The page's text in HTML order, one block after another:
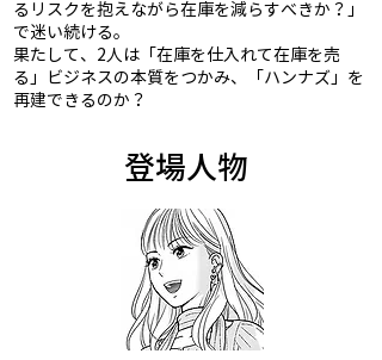
るリスクを抱えながら在庫を減らすべきか？」
で迷い続ける。
果たして、2人は「在庫を仕入れて在庫を売
る」ビジネスの本質をつかみ、「ハンナズ」を
再建できるのか？
​登場人物